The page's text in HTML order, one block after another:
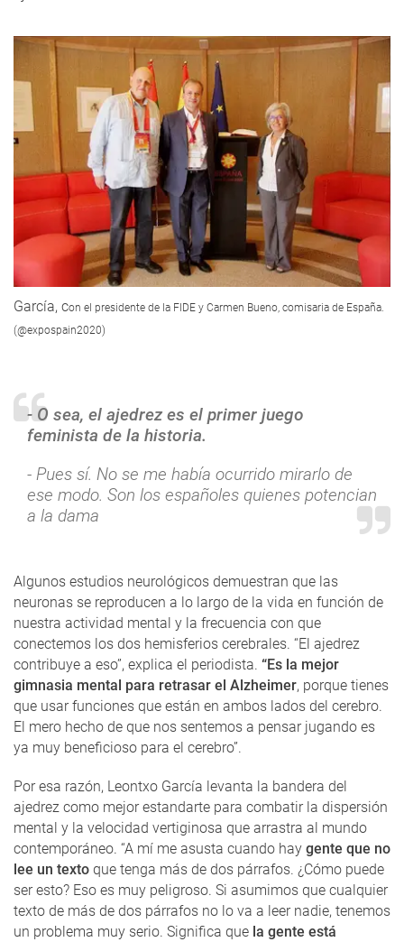
García, con el presidente de la FIDE y Carmen Bueno, comisaria de España.
(@expospain2020)
- O sea, el ajedrez es el primer juego
feminista de la historia.
- Pues sí. No se me había ocurrido mirarlo de
ese modo. Son los españoles quienes potencian
a la dama
Algunos estudios neurológicos demuestran que las
neuronas se reproducen a lo largo de la vida en función de
nuestra actividad mental y la frecuencia con que
conectemos los dos hemisferios cerebrales. “El ajedrez
contribuye a eso”, explica el periodista. “Es la mejor
gimnasia mental para retrasar el Alzheimer, porque tienes
que usar funciones que están en ambos lados del cerebro.
El mero hecho de que nos sentemos a pensar jugando es
ya muy beneficioso para el cerebro”.
Por esa razón, Leontxo García levanta la bandera del
ajedrez como mejor estandarte para combatir la dispersión
mental y la velocidad vertiginosa que arrastra al mundo
contemporáneo. “A mí me asusta cuando hay gente que no
lee un texto que tenga más de dos párrafos. ¿Cómo puede
ser esto? Eso es muy peligroso. Si asumimos que cualquier
texto de más de dos párrafos no lo va a leer nadie, tenemos
un problema muy serio. Significa que la gente está